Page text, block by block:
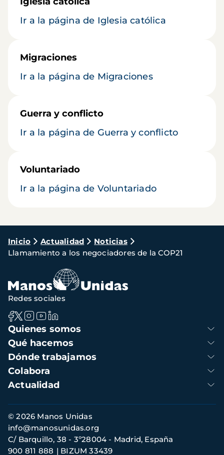
Ir a la página de Iglesia católica
Migraciones
Ir a la página de Migraciones
Guerra y conflicto
Ir a la página de Guerra y conflicto
Voluntariado
Ir a la página de Voluntariado
Ruta
de
navegación
Inicio Actualidad
Noticias
Llamamiento a los negociadores de la COP21
Navegación
principal
Quienes somos
Qué hacemos
Dónde trabajamos
Colabora
Actualidad
Redes sociales
Información
de
contacto
© 2026 Manos Unidas
C/ Barquillo, 38 - 3º28004 - Madrid, España
900 811 888
BIZUM 33439
info@manosunidas.org